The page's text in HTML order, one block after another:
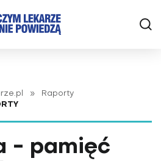
»
Raporty
- pamięć